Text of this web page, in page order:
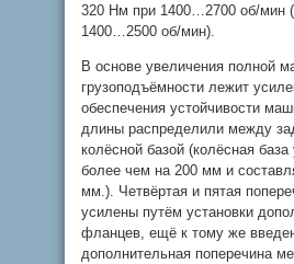
320 Нм при 1400…2700 об/мин
1400…2500 об/мин).
В основе увеличения полной
грузоподъёмности лежит
обеспечения устойчивости
длины распределили между
колёсной базой (колёсная
более чем на 200 мм и
мм.). Четвёртая и пятая
усилены путём установки
фланцев, ещё к тому же
дополнительная поперечина